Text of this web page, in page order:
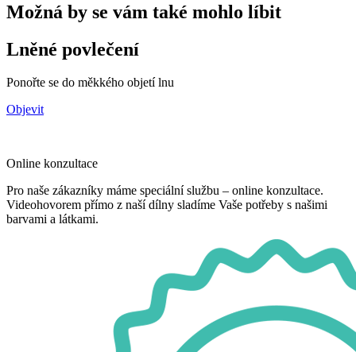
Možná by se vám také mohlo líbit
Lněné povlečení
Ponořte se do měkkého objetí lnu
Objevit
Online konzultace
Pro naše zákazníky máme speciální službu – online konzultace.
Videohovorem přímo z naší dílny sladíme Vaše potřeby s našimi
barvami a látkami.